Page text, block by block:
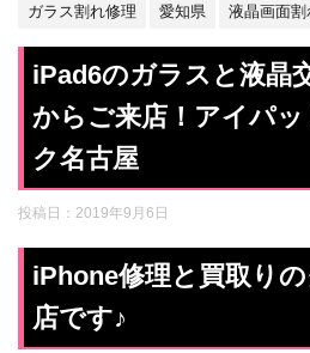
ガラス割れ修理 愛知県 液晶画面割
iPad6のガラスと液晶
からご来店！アイパ
ク名古屋
投稿日： 2019年9月6日
iPhone修理と買取り
店です♪